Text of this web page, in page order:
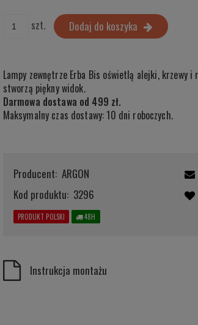
szt. Dodaj do koszyka
Lampy zewnętrze Erba Bis oświetlą alejki, krzewy i
stworzą piękny widok.
Darmowa dostawa od 499 zł.
Maksymalny czas dostawy: 10 dni roboczych.
Producent: ARGON
Kod produktu: 3296
PRODUKT POLSKI 48H
Instrukcja montażu